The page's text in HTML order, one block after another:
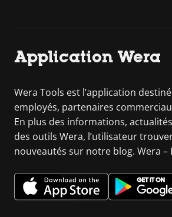
Application Wera
Wera Tools est l’application
employés, partenaires
En plus des informations,
des outils Wera, l’utilisateur
nouveautés sur notre blog. Wera –